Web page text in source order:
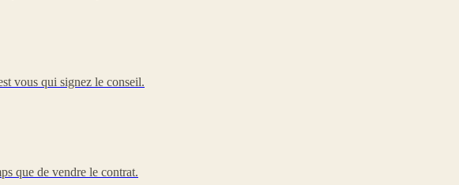
vous qui signez le conseil.
que de vendre le contrat.